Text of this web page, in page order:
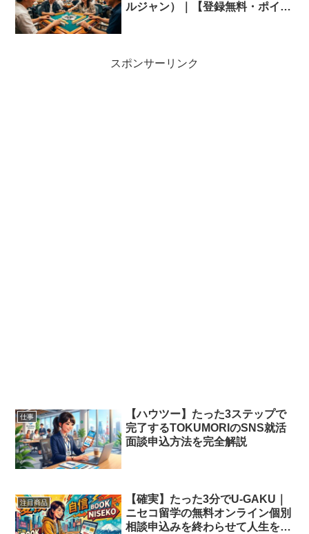
ルジャン）｜【登録無料・ポイン
スポンサーリンク
仕事
【ハウツー】たった3ステップで
完了するTOKUMORIのSNS就活
面談申込方法を完全解説
注目商品
【確実】たった3分でU-GAKU｜
ニセコ留学の無料オンライン個別
相談申込みを終わらせて人生を変